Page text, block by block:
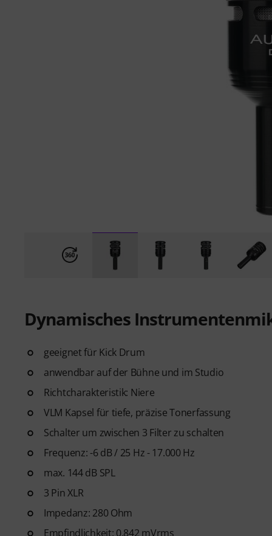
Dynamisches
geeignet für Kick Drum
anwendbar auf der Bühne und im Studio
Richtcharakteristik: Niere
VLM Kapsel für tiefe, präzise Tonerfassung
Schalter um zwischen 3 Filter zu schalten
Frequenz: -6 dB / 25 Hz - 17.000 Hz
max. 144 dB SPL
3 Pin XLR
Impedanz: 280 Ohm
Empfindlichkeit: 0,842 mVrms